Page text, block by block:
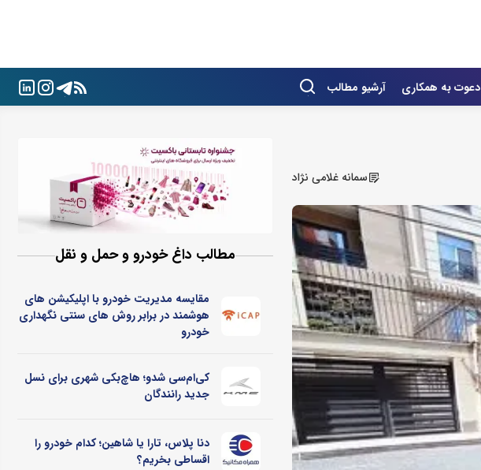
دعوت به همکاری آرشیو مطالب
سمانه غلامی نژاد
مطالب داغ خودرو و حمل و نقل
مقایسه مدیریت خودرو با اپلیکیشن های
هوشمند در برابر روش های سنتی نگهداری
خودرو
کی‌ام‌سی شدو؛ هاچ‌بکی شهری برای نسل
جدید رانندگان
دنا پلاس، تارا یا شاهین؛ کدام خودرو را
اقساطی بخریم؟